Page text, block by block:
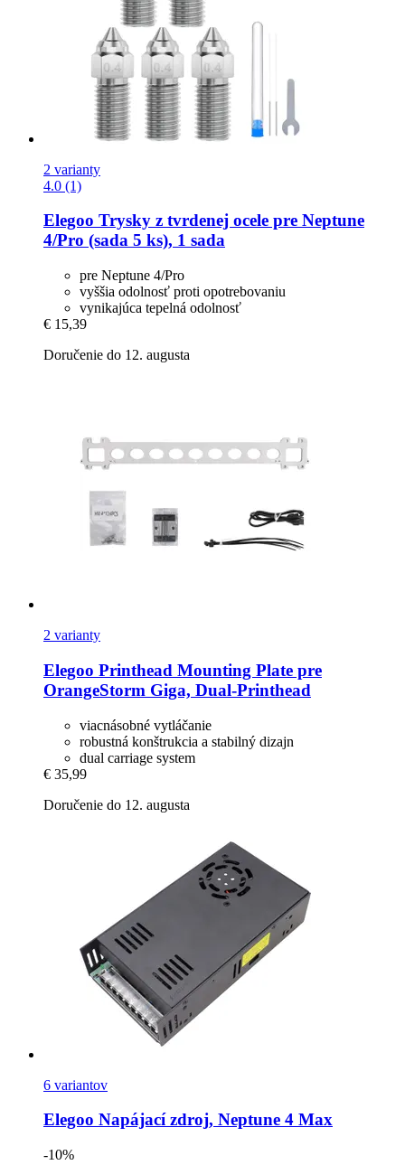
2 varianty
4.0 (1)
Elegoo Trysky z tvrdenej ocele pre Neptune
4/Pro (sada 5 ks), 1 sada
pre Neptune 4/Pro
vyššia odolnosť proti opotrebovaniu
vynikajúca tepelná odolnosť
€ 15,39
Doručenie do 12. augusta
2 varianty
Elegoo Printhead Mounting Plate pre
OrangeStorm Giga, Dual-​Printhead
viacnásobné vytláčanie
robustná konštrukcia a stabilný dizajn
dual carriage system
€ 35,99
Doručenie do 12. augusta
6 variantov
Elegoo Napájací zdroj, Neptune 4 Max
-10%